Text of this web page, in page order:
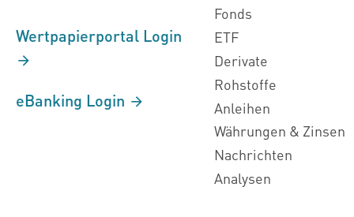
Wertpapierportal Login
eBanking Login
Fonds
ETF
Derivate
Rohstoffe
Anleihen
Währungen & Zinsen
Nachrichten
Analysen